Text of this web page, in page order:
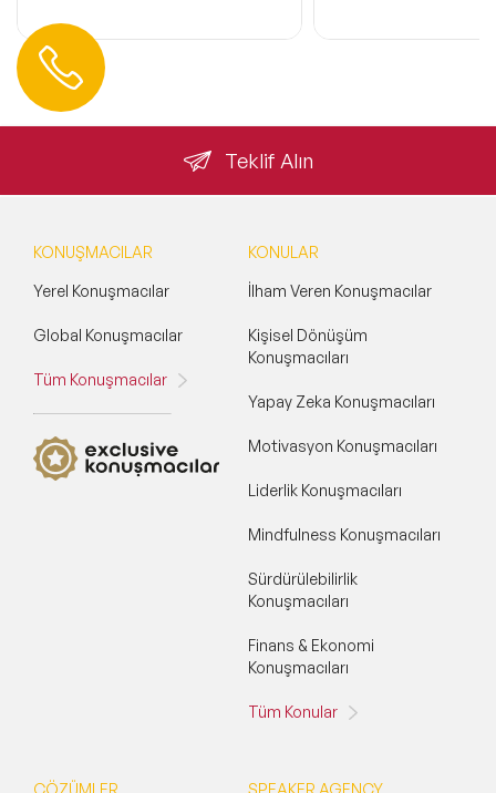
Teklif Alın
Hemen Ulaşın
KONUŞMACILAR
Yerel Konuşmacılar
Global Konuşmacılar
Tüm Konuşmacılar
KONULAR
İlham Veren Konuşmacılar
Kişisel Dönüşüm
Konuşmacıları
Yapay Zeka Konuşmacıları
Motivasyon Konuşmacıları
Liderlik Konuşmacıları
Mindfulness Konuşmacıları
Sürdürülebilirlik
Konuşmacıları
Finans & Ekonomi
Konuşmacıları
Tüm Konular